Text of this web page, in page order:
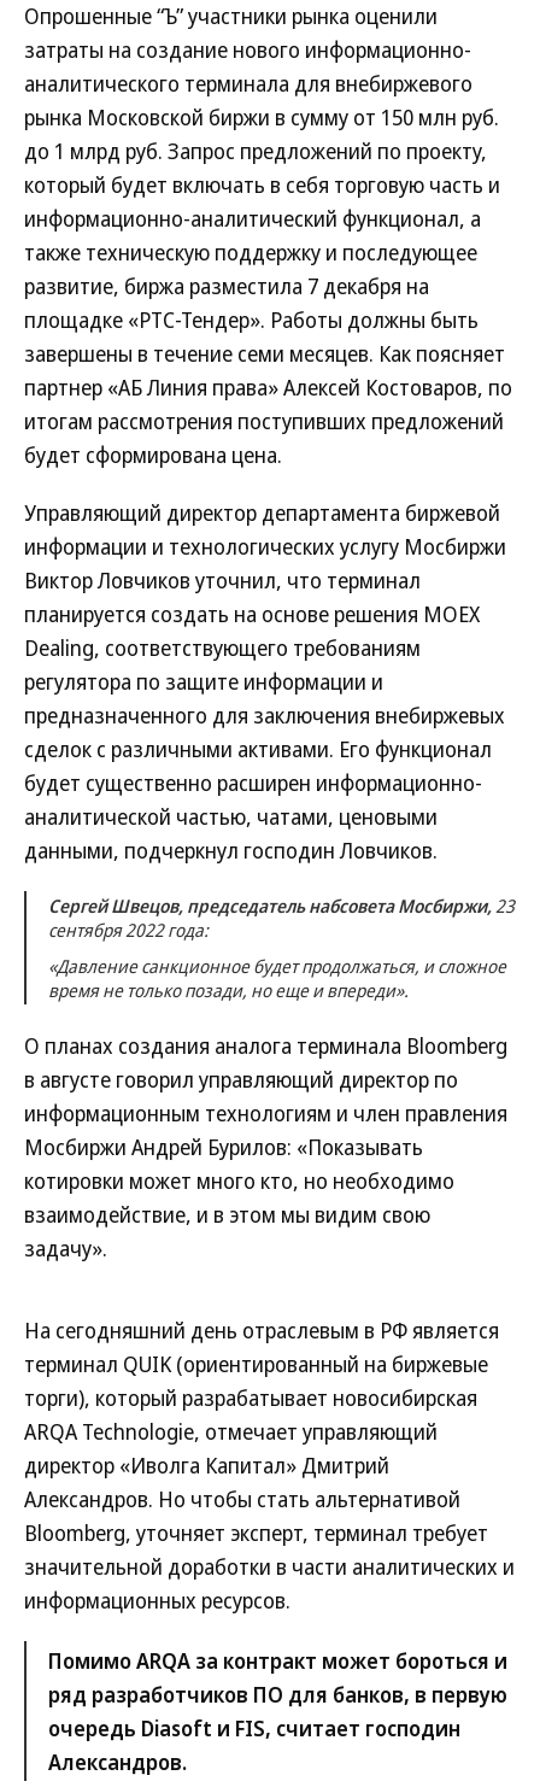
Опрошенные “Ъ” участники рынка оценили
затраты на создание нового информационно-
аналитического терминала для внебиржевого
рынка Московской биржи в сумму от 150 млн руб.
до 1 млрд руб. Запрос предложений по проекту,
который будет включать в себя торговую часть и
информационно-аналитический функционал, а
также техническую поддержку и последующее
развитие, биржа разместила 7 декабря на
площадке «РТС-Тендер». Работы должны быть
завершены в течение семи месяцев. Как поясняет
партнер «АБ Линия права» Алексей Костоваров, по
итогам рассмотрения поступивших предложений
будет сформирована цена.
Управляющий директор департамента биржевой
информации и технологических услугу Мосбиржи
Виктор Ловчиков уточнил, что терминал
планируется создать на основе решения MOEX
Dealing, соответствующего требованиям
регулятора по защите информации и
предназначенного для заключения внебиржевых
сделок с различными активами. Его функционал
будет существенно расширен информационно-
аналитической частью, чатами, ценовыми
данными, подчеркнул господин Ловчиков.
Сергей Швецов, председатель набсовета Мосбиржи,23
сентября 2022 года:
«Давление санкционное будет продолжаться, и сложное
время не только позади, но еще и впереди».
О планах создания аналога терминала Bloomberg
в августе говорил управляющий директор по
информационным технологиям и член правления
Мосбиржи Андрей Бурилов: «Показывать
котировки может много кто, но необходимо
взаимодействие, и в этом мы видим свою
задачу».
На сегодняшний день отраслевым в РФ является
терминал QUIK (ориентированный на биржевые
торги), который разрабатывает новосибирская
ARQA Technologie, отмечает управляющий
директор «Иволга Капитал» Дмитрий
Александров. Но чтобы стать альтернативой
Bloomberg, уточняет эксперт, терминал требует
значительной доработки в части аналитических и
информационных ресурсов.
Помимо ARQA за контракт может бороться и
ряд разработчиков ПО для банков, в первую
очередь Diasoft и FIS, считает господин
Александров.